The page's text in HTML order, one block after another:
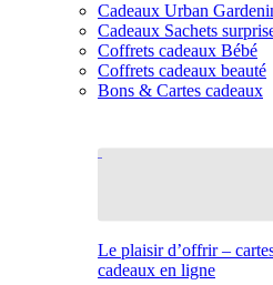
Cadeaux Urban
Cadeaux Sachets
Coffrets cadeaux Bébé
Coffrets cadeaux beauté
Bons & Cartes cadeaux
Le plaisir d’offrir –
cadeaux en ligne